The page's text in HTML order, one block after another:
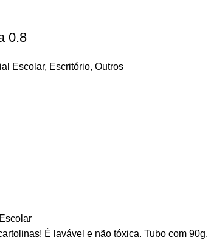
0.8
Escolar, Escritório, Outros
É lavável e não tóxica. Tubo com 90g.